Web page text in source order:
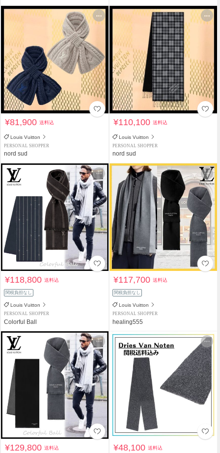
¥81,900送料込
Louis Vuitton
PERSONAL SHOPPER
nord sud
¥110,100送料込
Louis Vuitton
PERSONAL SHOPPER
nord sud
¥118,800送料込
関税負担なし
Louis Vuitton
PERSONAL SHOPPER
Colorful Ball
¥117,700送料込
関税負担なし
Louis Vuitton
PERSONAL SHOPPER
healing555
¥129,800送料込 ¥48,100送料込